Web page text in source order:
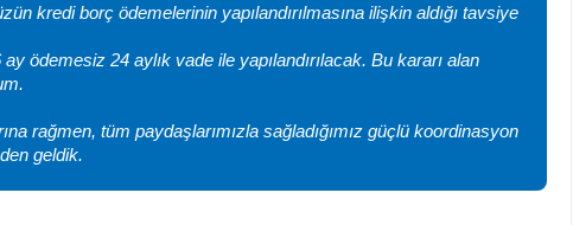
kredi borç ödemelerinin yapılandırılmasına ilişkin aldığı tavsiye
ödemesiz 24 aylık vade ile yapılandırılacak. Bu kararı alan
rağmen, tüm paydaşlarımızla sağladığımız güçlü koordinasyon
geldik.